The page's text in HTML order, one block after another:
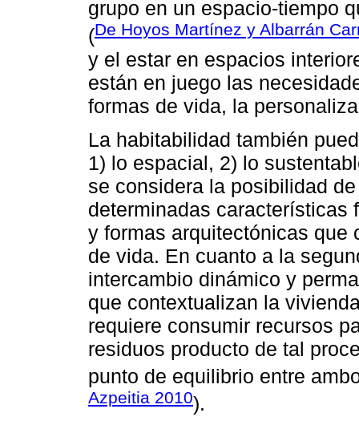
grupo en un espacio-tiempo
(De Hoyos Martínez y Albarrán
y el estar en espacios
están en juego las
formas de vida, la
La habitabilidad también
1) lo espacial, 2) lo
se considera la posibilidad
determinadas
y formas arquitectónicas que
de vida. En cuanto a la
intercambio dinámico y
que contextualizan la
requiere consumir recursos
residuos producto de tal
punto de equilibrio entre
Azpeitia 2010).